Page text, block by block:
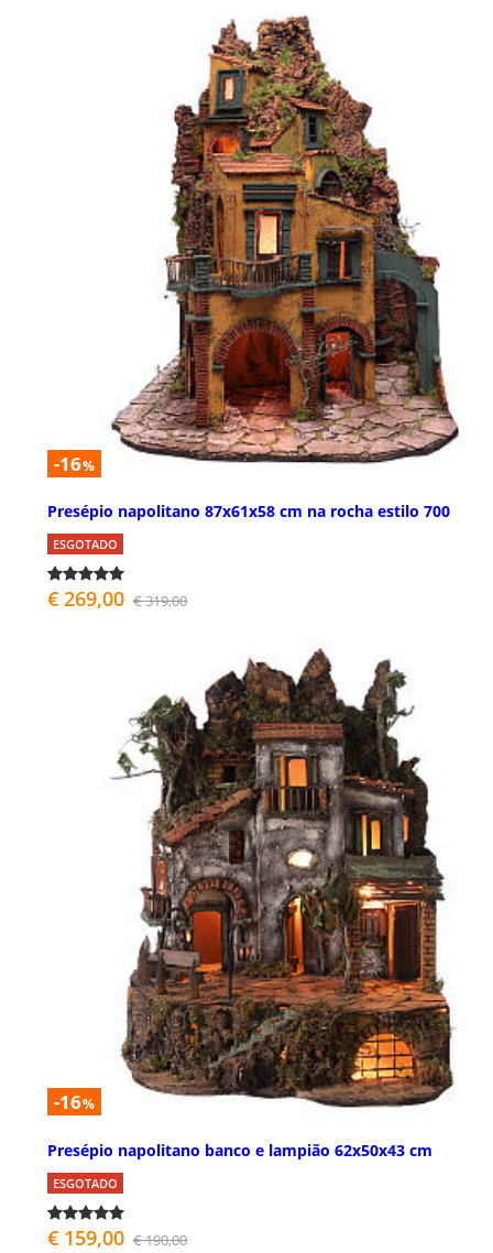
-16%
Presépio napolitano 87x61x58 cm na rocha estilo 700
ESGOTADO
€ 269,00 € 319,00
-16%
Presépio napolitano banco e lampião 62x50x43 cm
ESGOTADO
€ 159,00 € 190,00